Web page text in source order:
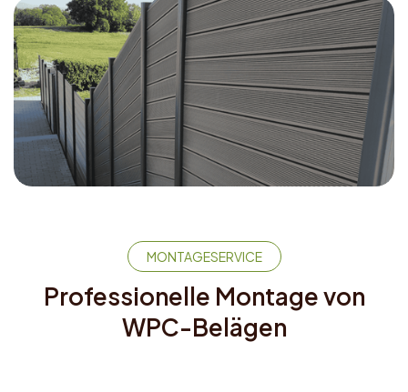
Fassade
MONTAGESERVICE
Professionelle Montage von
WPC-Belägen